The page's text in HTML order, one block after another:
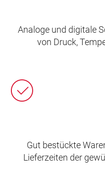
Analoge und digitale
von Druck,
Gut bestückte
Lieferzeiten der